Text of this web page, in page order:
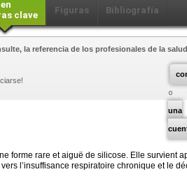
clave
Figuras Bibliografía
una
la referencia de los profesionales de la
forme rare et aiguë de silicose. Elle survient
l’insuffisance respiratoire chronique et le